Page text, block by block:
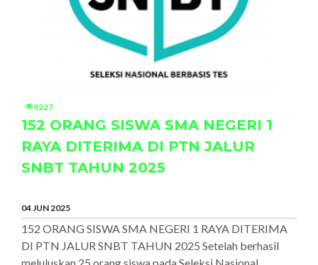
9227
152 ORANG SISWA SMA NEGERI 1
RAYA DITERIMA DI PTN JALUR
SNBT TAHUN 2025
04 JUN 2025
152 ORANG SISWA SMA NEGERI 1 RAYA DITERIMA
DI PTN JALUR SNBT TAHUN 2025 Setelah berhasil